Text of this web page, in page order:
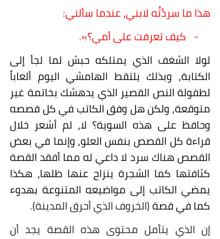
هذا ما سردْتُه لابني، عندما سألني:
- كيف تعرفت على أمي؟».
لولا الشغف الذي يمتلكه حبش لما لجأ إلى
الكتابة, وبذلك يلتقط الهامشي اليوم ألعاباً
لطفولة النص القصير الذي يدهشك بخاتمة غير
متوقعة, ولكن هل وفق الكاتب في كل قصصه
وحافظ على هذه السوية؟ لا, لم أشعر خلال
قراءة كل القصص بنفس العلو, وإنما في بعض
القصص هناك سرد لا داعي له مما أفقد القصة
كثافتها كما الشجرة ينزاح عنها ظلها، هكذا
يمضي الكاتب إلى مواضيعه المتنوعة بهدوء
كما في قصة(الخروف الذي أحرق المدينة).
إن الذي يتأمل محتوى هذه القصة يجد أن